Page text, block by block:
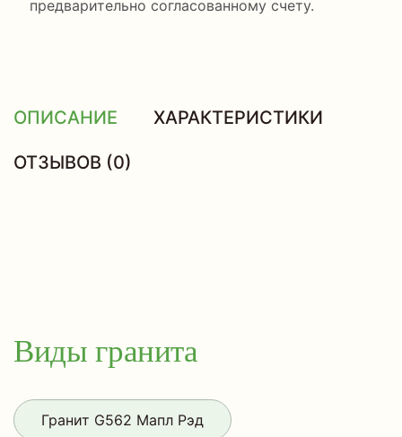
предварительно согласованному счету.
ОПИСАНИЕ ХАРАКТЕРИСТИКИ
ОТЗЫВОВ (0)
Виды гранита
Гранит G562 Мапл Рэд